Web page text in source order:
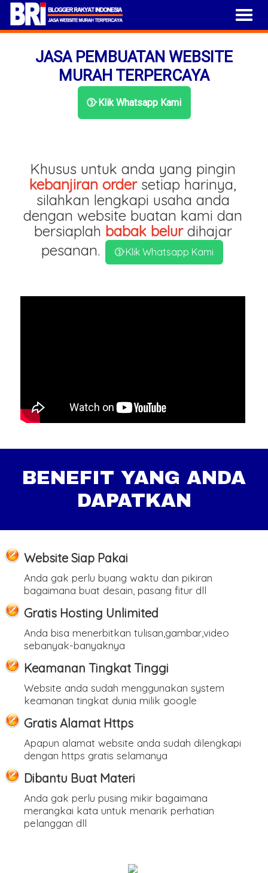
JASA PEMBUATAN WEBSITE
MURAH TERPERCAYA
Klik Whatsapp Kami
Khusus untuk anda yang pingin
kebanjiran ordersetiap harinya,
silahkan lengkapi usaha anda
dengan website buatan kami dan
bersiaplah babak belurdihajar
pesanan.
Klik Whatsapp Kami
BENEFIT YANG ANDA
DAPATKAN
Website Siap Pakai
Anda gak perlu buang waktu dan pikiran
bagaimana buat desain, pasang fitur dll
Gratis Hosting Unlimited
Anda bisa menerbitkan tulisan,gambar,video
sebanyak-banyaknya
Keamanan Tingkat Tinggi
Website anda sudah menggunakan system
keamanan tingkat dunia milik google
Gratis Alamat Https
Apapun alamat website anda sudah dilengkapi
dengan https gratis selamanya
Dibantu Buat Materi
Anda gak perlu pusing mikir bagaimana
merangkai kata untuk menarik perhatian
pelanggan dll